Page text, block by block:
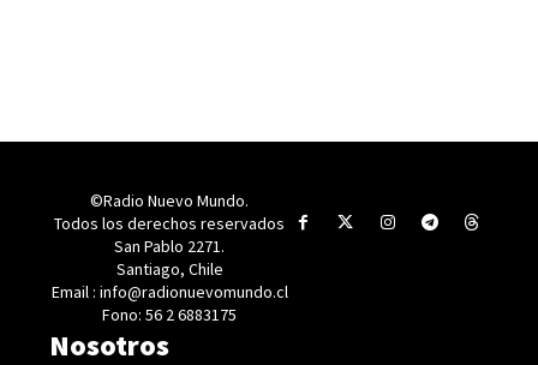
©Radio Nuevo Mundo.
Todos los derechos reservados
San Pablo 2271.
Santiago, Chile
Email : info@radionuevomundo.cl
Fono: 56 2 6883175
Nosotros